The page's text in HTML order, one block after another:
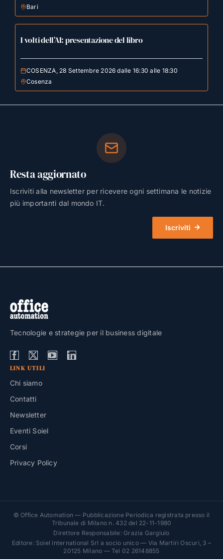
Bari
I volti dell’AI: presentazione del libro
COSENZA, 28 Settembre 2026 dalle 16:30 alle 18:30
Cosenza
Resta aggiornato
Iscriviti alla newsletter per ricevere ogni settimana le notizie
più importanti dal mondo IT.
Iscriviti
Tecnologie e strategie per il business digitale
LINK UTILI
Chi siamo
Contatti
Newsletter
Eventi Soiel
Corsi
Privacy Policy
© Office Automation — Pubblicazione Periodica registrata presso il
Tribunale di Milano n. 432 del 22-11-1980
Direttore Responsabile: Grazia Gargiulo
Editore: Soiel International Srl a socio unico — Via Martiri Oscuri, 3 –
20125 Milano — Tel 02 26148855